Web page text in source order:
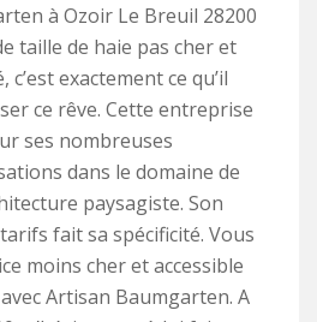
à Ozoir Le Breuil 28200
taille de haie pas cher et
exactement ce qu’il
ce rêve. Cette entreprise
ses nombreuses
dans le domaine de
paysagiste. Son
fait sa spécificité. Vous
moins cher et accessible
Artisan Baumgarten. A